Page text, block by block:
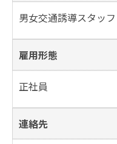
男女交通誘導スタッフ
雇用形態
正社員
連絡先